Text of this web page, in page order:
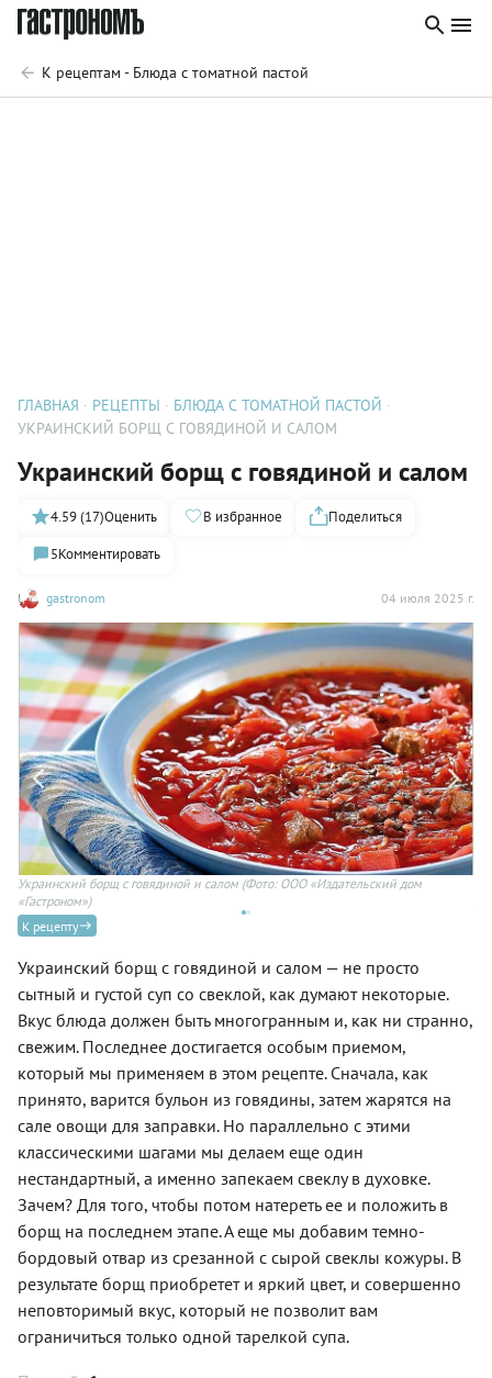
К рецептам - Блюда с томатной пастой
ГЛАВНАЯ РЕЦЕПТЫ
БЛЮДА С ТОМАТНОЙ ПАСТОЙ
УКРАИНСКИЙ БОРЩ С ГОВЯДИНОЙ И САЛОМ
Украинский борщ с говядиной и салом
gastronom 04 июля 2025 г.
4.59 (17)Оценить В избранное
Поделиться
5Комментировать
Украинский борщ с говядиной и салом (Фото: ООО «Издательский дом
«Гастроном»)
К рецепту
Украинский борщ с говядиной и салом — не просто
сытный и густой суп со свеклой, как думают некоторые.
Вкус блюда должен быть многогранным и, как ни странно,
свежим. Последнее достигается особым приемом,
который мы применяем в этом рецепте. Сначала, как
принято, варится бульон из говядины, затем жарятся на
сале овощи для заправки. Но параллельно с этими
классическими шагами мы делаем еще один
нестандартный, а именно запекаем свеклу в духовке.
Зачем? Для того, чтобы потом натереть ее и положить в
борщ на последнем этапе. А еще мы добавим темно-
бордовый отвар из срезанной с сырой свеклы кожуры. В
результате борщ приобретет и яркий цвет, и совершенно
неповторимый вкус, который не позволит вам
ограничиться только одной тарелкой супа.